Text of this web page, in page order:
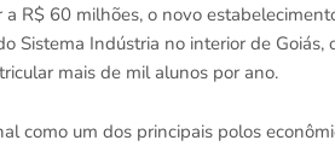
R$ 60 milhões, o novo
Sistema Indústria no interior de
mais de mil alunos por ano.
como um dos principais polos